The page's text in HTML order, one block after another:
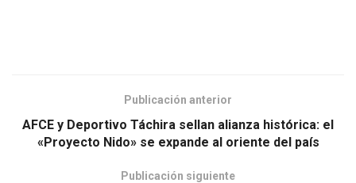
Publicación anterior
AFCE y Deportivo Táchira sellan alianza histórica: el
«Proyecto Nido» se expande al oriente del país
Publicación siguiente